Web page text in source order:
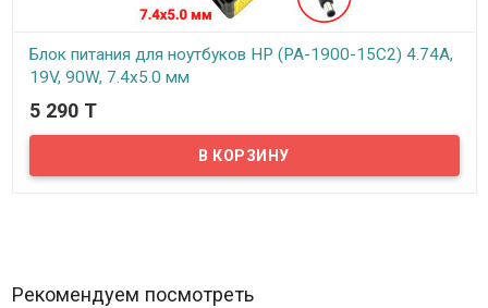
Блок питания для ноутбуков HP (PA-1900-15C2) 4.74A,
19V, 90W, 7.4x5.0 мм
В наличии
Надёжный сетевой блок питания на 220 вольт для вашего
ноутбука HP. Блок питания рассчитан на напряжение: 19В и силу
тока 4.74А
5 290 T
Рекомендуем посмотреть